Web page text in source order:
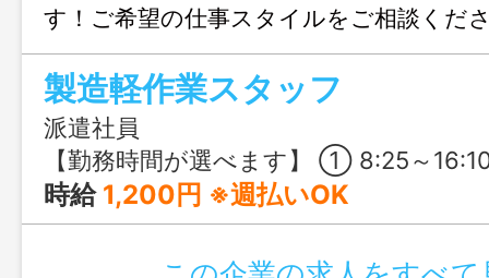
す！ご希望の仕事スタイルをご相談くだ
ネーターが全力でサポートさせていただ
製造軽作業スタッフ
派遣社員
【勤務時間が選べます】 ① 8:25～16:10（実働7時間） ②
時給 1,200円 ※週払いOK